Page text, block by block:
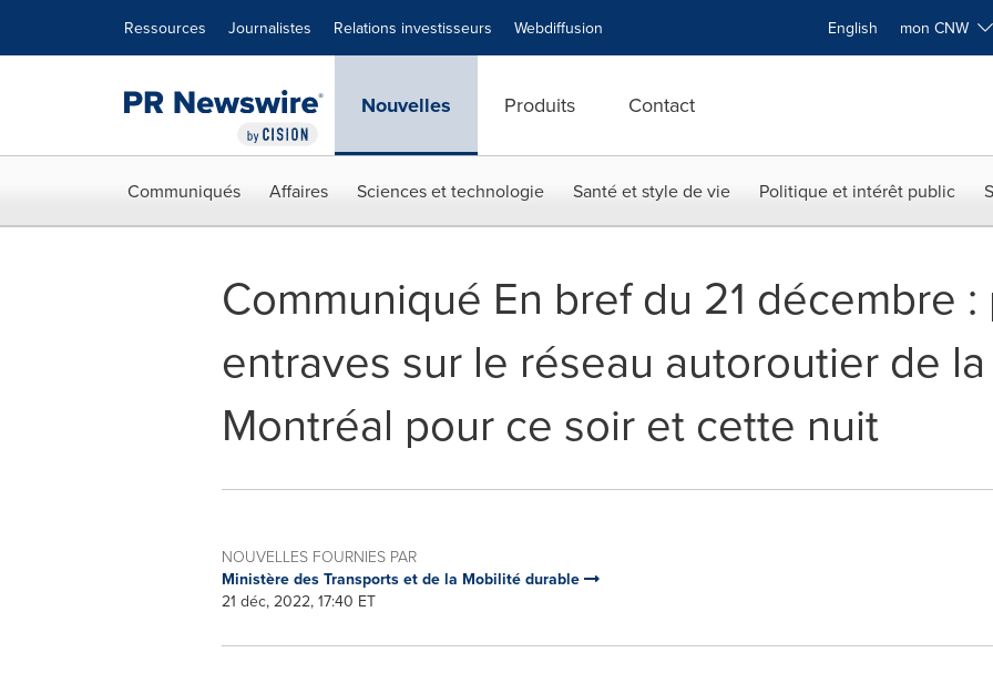
Ressources Journalistes Relations investisseurs Webdiffusion English mon CNW
Nouvelles Produits Contact
Communiqués Affaires Sciences et technologie Santé et style de vie Politique et intérêt public
Communiqué En bref du 21 décembre
entraves sur le réseau autoroutier de
Montréal pour ce soir et cette nuit
NOUVELLES FOURNIES PAR
Ministère des Transports et de la Mobilité durable
21 déc, 2022, 17:40 ET